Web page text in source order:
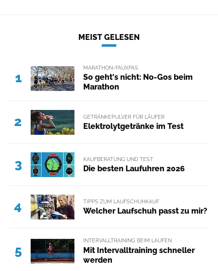
MEIST GELESEN
1
MARATHON-FAUXPAS
So geht's nicht: No-Gos beim
Marathon
2 GETRÄNKEPULVER FÜR LÄUFER
Elektrolytgetränke im Test
3 KAUFBERATUNG UND TEST
Die besten Laufuhren 2026
4 TIPPS ZUM LAUFSCHUHKAUF
Welcher Laufschuh passt zu mir?
5
INTERVALLTRAINING BEIM LAUFEN
Mit Intervalltraining schneller
werden